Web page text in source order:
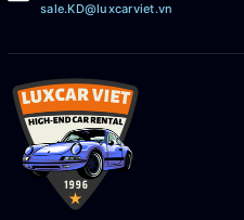
sale.KD@luxcarviet.vn